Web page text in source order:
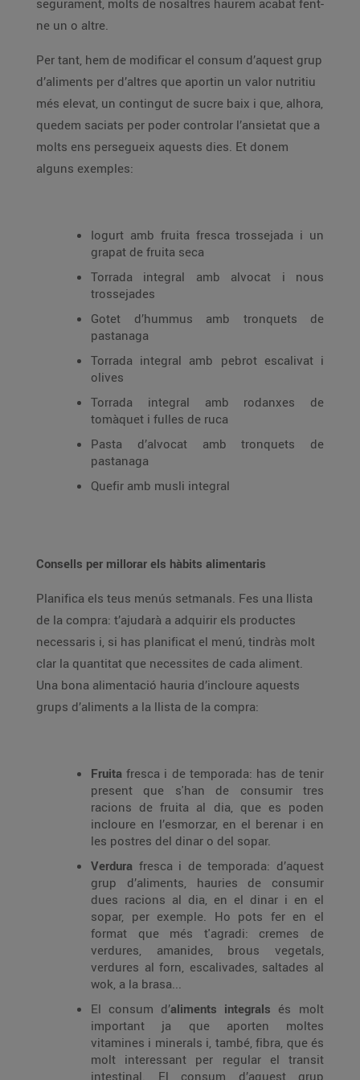
segurament, molts de nosaltres haurem acabat fent-
ne un o altre.
Per tant, hem de modificar el consum d’aquest grup
d’aliments per d’altres que aportin un valor nutritiu
més elevat, un contingut de sucre baix i que, alhora,
quedem saciats per poder controlar l’ansietat que a
molts ens persegueix aquests dies. Et donem
alguns exemples:
Iogurt amb fruita fresca trossejada i un
grapat de fruita seca
Torrada integral amb alvocat i nous
trossejades
Gotet d’hummus amb tronquets de
pastanaga
Torrada integral amb pebrot escalivat i
olives
Torrada integral amb rodanxes de
tomàquet i fulles de ruca
Pasta d’alvocat amb tronquets de
pastanaga
Quefir amb musli integral
Consells per millorar els hàbits alimentaris
Planifica els teus menús setmanals. Fes una llista
de la compra: t’ajudarà a adquirir els productes
necessaris i, si has planificat el menú, tindràs molt
clar la quantitat que necessites de cada aliment.
Una bona alimentació hauria d’incloure aquests
grups d’aliments a la llista de la compra:
Fruita fresca i de temporada: has de tenir
present que s'han de consumir tres
racions de fruita al dia, que es poden
incloure en l’esmorzar, en el berenar i en
les postres del dinar o del sopar.
Verdura fresca i de temporada: d’aquest
grup d’aliments, hauries de consumir
dues racions al dia, en el dinar i en el
sopar, per exemple. Ho pots fer en el
format que més t'agradi: cremes de
verdures, amanides, brous vegetals,
verdures al forn, escalivades, saltades al
wok, a la brasa...
El consum d’aliments integrals és molt
important ja que aporten moltes
vitamines i minerals i, també, fibra, que és
molt interessant per regular el transit
intestinal. El consum d’aquest grup